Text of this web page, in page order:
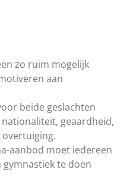
zo ruim mogelijk
aan
beide geslachten
geaardheid,
aanbod moet iedereen
gymnastiek te doen